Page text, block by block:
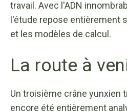
travail. Avec l'ADN
l'étude repose entièrement
et les modèles de calcul.
La route à
Un troisième crâne yunxien
encore été entièrement